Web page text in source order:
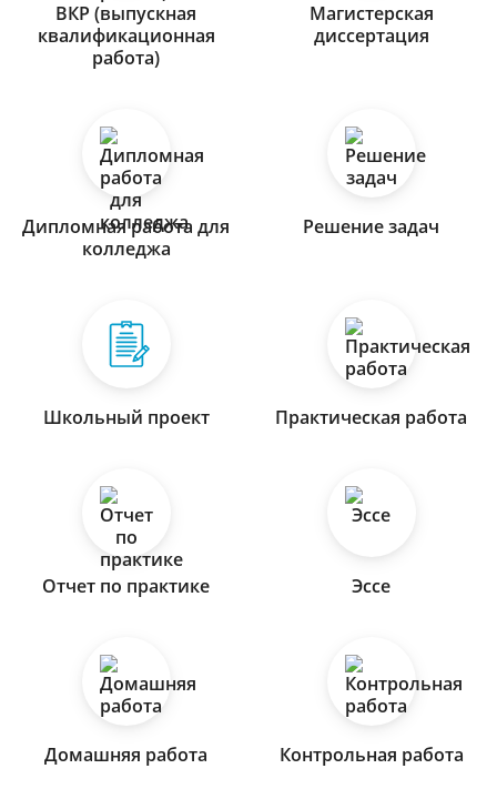
ВКР (выпускная
квалификационная
работа)
Магистерская
диссертация
Дипломная работа для
колледжа
Решение задач
Школьный проект Практическая работа
Отчет по практике Эссе
Домашняя работа Контрольная работа